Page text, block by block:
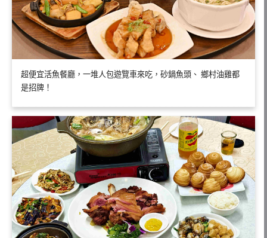
超便宜活魚餐廳，一堆人包遊覽車來吃，砂鍋魚頭、 鄉村油雞都
是招牌！